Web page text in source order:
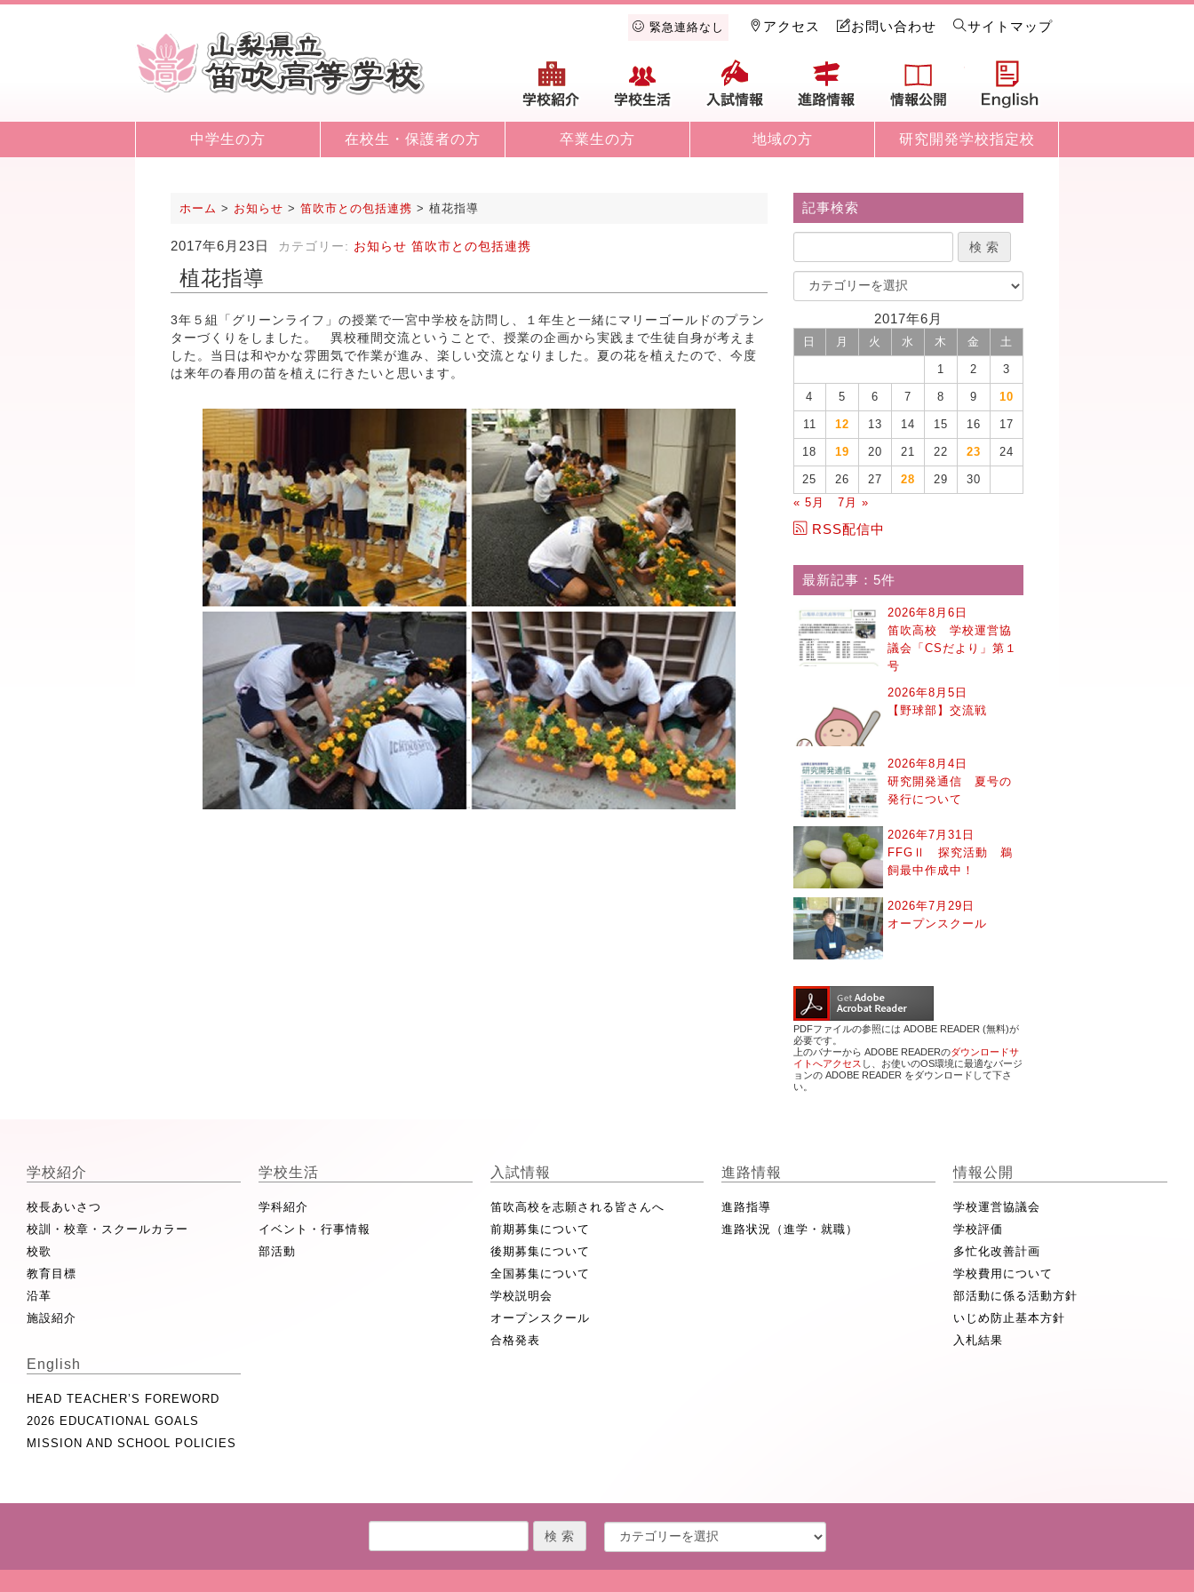
緊急連絡なし アクセス お問い合わせ サイトマップ
学校紹介 学校生活 入試情報 進路情報 情報公開
中学生の方 在校生・保護者の方 卒業生の方 地域の方 研究開発学校指定校
ホーム > お知らせ > 笛吹市との包括連携 > 植花指導
2017年6月23日 カテゴリー: お知らせ 笛吹市との包括連携
植花指導
3年５組「グリーンライフ」の授業で一宮中学校を訪問し、１年生と一緒にマリーゴールドのプラン
ターづくりをしました。 異校種間交流ということで、授業の企画から実践まで生徒自身が考えま
した。当日は和やかな雰囲気で作業が進み、楽しい交流となりました。夏の花を植えたので、今度
は来年の春用の苗を植えに行きたいと思います。
記事検索
2017年6月
日 月 火 水 木 金 土
1 2 3
4 5 6 7 8 9 10
11 12 13 14 15 16 17
18 19 20 21 22 23 24
25 26 27 28 29
30
« 5月
7月 »
RSS配信中
最新記事：5件
2026年8月6日
笛吹高校 学校運営協
議会「CSだより」第１
号
2026年8月5日
【野球部】交流戦
2026年8月4日
研究開発通信 夏号の
発行について
2026年7月31日
FFGⅡ 探究活動 鵜
飼最中作成中！
2026年7月29日
オープンスクール
PDFファイルの参照には ADOBE READER (無料)が
必要です。
上のバナーから ADOBE READERのダウンロードサ
イトへアクセス し、お使いのOS環境に最適なバージ
ョンの ADOBE READER をダウンロードして下さ
い。
学校紹介
校長あいさつ
校訓・校章・スクールカラー
校歌
教育目標
沿革
施設紹介
学校生活
学科紹介
イベント・行事情報
部活動
入試情報
笛吹高校を志願される皆さんへ
前期募集について
後期募集について
全国募集について
学校説明会
オープンスクール
合格発表
進路情報
進路指導
進路状況（進学・就職）
情報公開
学校運営協議会
学校評価
多忙化改善計画
学校費用について
部活動に係る活動方針
いじめ防止基本方針
入札結果
English
HEAD TEACHER’S FOREWORD
2026 EDUCATIONAL GOALS
MISSION AND SCHOOL POLICIES